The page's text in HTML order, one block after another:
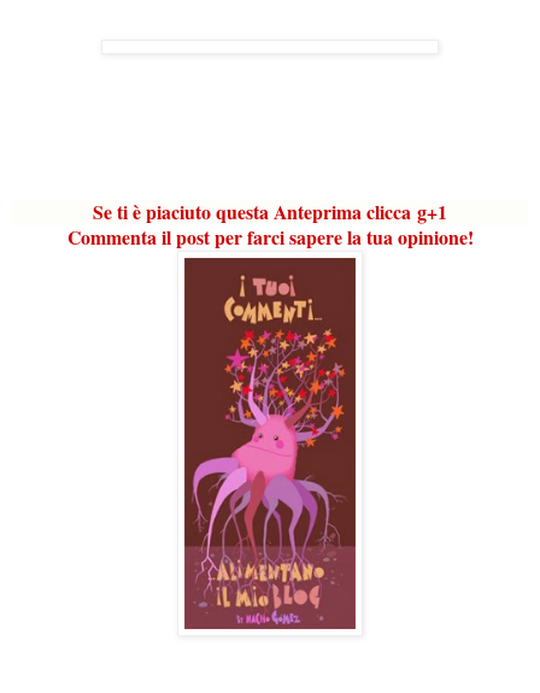
Se ti è piaciuto questa Anteprima clicca g+1
Commenta il post per farci sapere la tua opinione!